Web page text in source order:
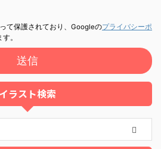
て保護されており、Googleのプライバシーポ
。
イラスト検索